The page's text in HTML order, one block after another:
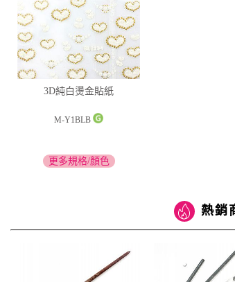
3D純白燙金貼紙
M-Y1BLB
更多規格/顏色
熱銷